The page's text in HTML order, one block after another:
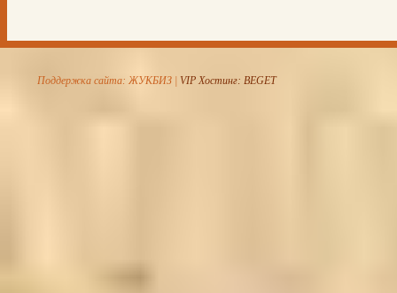
Поддержка сайта: ЖУКБИЗ | VIP Хостинг: BEGET